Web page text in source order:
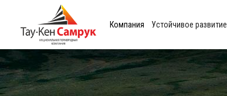
Компания Устойчивое развитие